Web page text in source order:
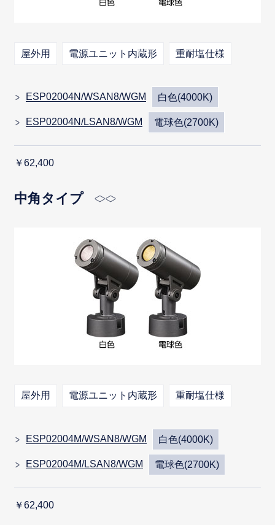
屋外用 電源ユニット内蔵形 重耐塩仕様
ESP02004N/WSAN8/WGM 白色(4000K)
ESP02004N/LSAN8/WGM 電球色(2700K)
￥62,400
中角タイプ
屋外用 電源ユニット内蔵形 重耐塩仕様
ESP02004M/WSAN8/WGM 白色(4000K)
ESP02004M/LSAN8/WGM 電球色(2700K)
￥62,400